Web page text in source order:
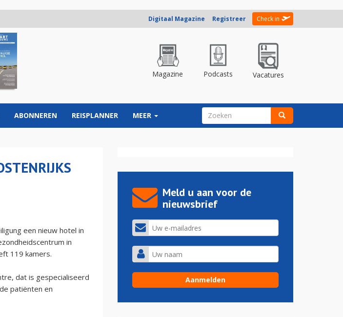
Digitaal Magazine Registreer Check in
Magazine Podcasts Vacatures
ABONNEREN REISPLANNER MEER ZOEKVELD
een nieuw hotel in
in
119 kamers.
dat is gespecialiseerd
patiënten en
Meld u aan voor de
nieuwsbrief